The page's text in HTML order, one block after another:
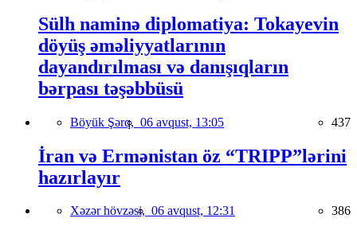
Sülh naminə diplomatiya: Tokayevin
döyüş əməliyyatlarının
dayandırılması və danışıqların
bərpası təşəbbüsü
Böyük Şərq, 06 avqust, 13:05 437
İran və Ermənistan öz “TRIPP”lərini
hazırlayır
Xəzər hövzəsi, 06 avqust, 12:31 386